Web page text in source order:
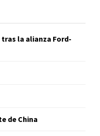
la alianza Ford-
de China